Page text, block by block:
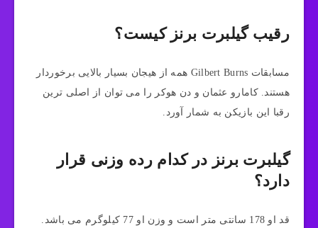
رقیب گیلبرت برنز کیست؟
مسابقات Gilbert Burns همه از هیجان بسیار بالایی برخوردار
هستند. کامارو عثمان و دن هوکر را می توان از اصلی ترین
رقبا این بازیکن به شمار آورد.
گیلبرت برنز در کدام رده وزنی قرار
دارد؟
قد او 178 سانتی متر است و وزن او 77 کیلوگرم می باشد.